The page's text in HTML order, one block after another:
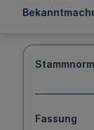
Stammnorm
Fassung